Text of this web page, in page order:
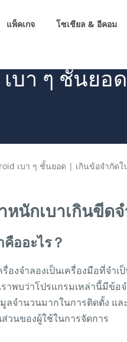
แพ็คเกจ โซเชียล & อีคอม
เบา ๆ ชั้นย
เบา ๆ ชั้นยอด | เกินข้อจำกัดใ
หนักเบาเกินขีด
ออะไร？
งจำลองเป็นเครื่องมือที่จำเ
พบว่าโปรแกรมเหล่านี้มีข้อ
จำนวนมากในการติดตั้ง แล
วนของผู้ใช้ในการจัดการ